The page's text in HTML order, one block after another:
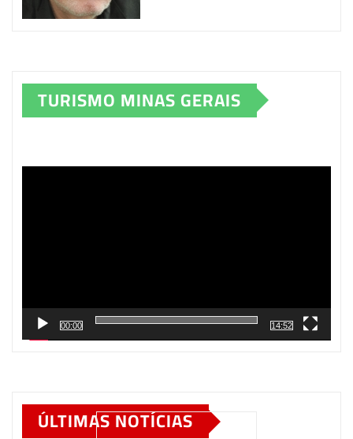
TURISMO MINAS GERAIS
00:00 14:52
ÚLTIMAS NOTÍCIAS